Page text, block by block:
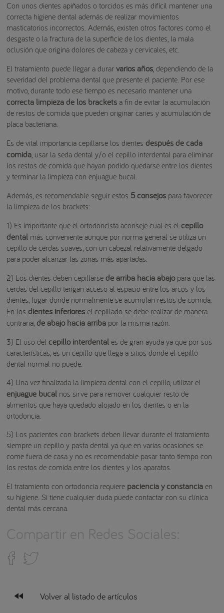
Con unos dientes apiñados o torcidos es más difícil mantener una
correcta higiene dental además de realizar movimientos
masticatorios incorrectos. Además, existen otros factores como el
desgaste o la fractura de la superficie de los dientes, la mala
oclusión que origina dolores de cabeza y cervicales, etc.
El tratamiento puede llegar a durar varios años, dependiendo de la
severidad del problema dental que presente el paciente. Por ese
motivo, durante todo ese tiempo es necesario mantener una
correcta limpieza de los bracketsa fin de evitar la acumulación
de restos de comida que pueden originar caries y acumulación de
placa bacteriana.
Es de vital importancia cepillarse los dientes después de cada
comida, usar la seda dental y/o el cepillo interdental para eliminar
los restos de comida que hayan podido quedarse entre los dientes
y terminar la limpieza con enjuague bucal.
Además, es recomendable seguir estos 5 consejospara favorecer
la limpieza de los brackets:
1) Es importante que el ortodoncista aconseje cual es el cepillo
dentalmás conveniente aunque por norma general se utiliza un
cepillo de cerdas suaves, con un cabezal relativamente delgado
para poder alcanzar las zonas más apartadas.
2) Los dientes deben cepillarse de arriba hacia abajopara que las
cerdas del cepillo tengan acceso al espacio entre los arcos y los
dientes, lugar donde normalmente se acumulan restos de comida.
En los dientes inferioresel cepillado se debe realizar de manera
contraria, de abajo hacia arribapor la misma razón.
3) El uso del cepillo interdentales de gran ayuda ya que por sus
características, es un cepillo que llega a sitios donde el cepillo
dental normal no puede.
4) Una vez finalizada la limpieza dental con el cepillo, utilizar el
enjuague bucalnos sirve para remover cualquier resto de
alimentos que haya quedado alojado en los dientes o en la
ortodoncia.
5) Los pacientes con brackets deben llevar durante el tratamiento
siempre un cepillo y pasta dental ya que en varias ocasiones se
come fuera de casa y no es recomendable pasar tanto tiempo con
los restos de comida entre los dientes y los aparatos.
El tratamiento con ortodoncia requiere paciencia y constanciaen
su higiene. Si tiene cualquier duda puede contactar con su clínica
dental más cercana.
fast_rewind Volver al listado de artículos